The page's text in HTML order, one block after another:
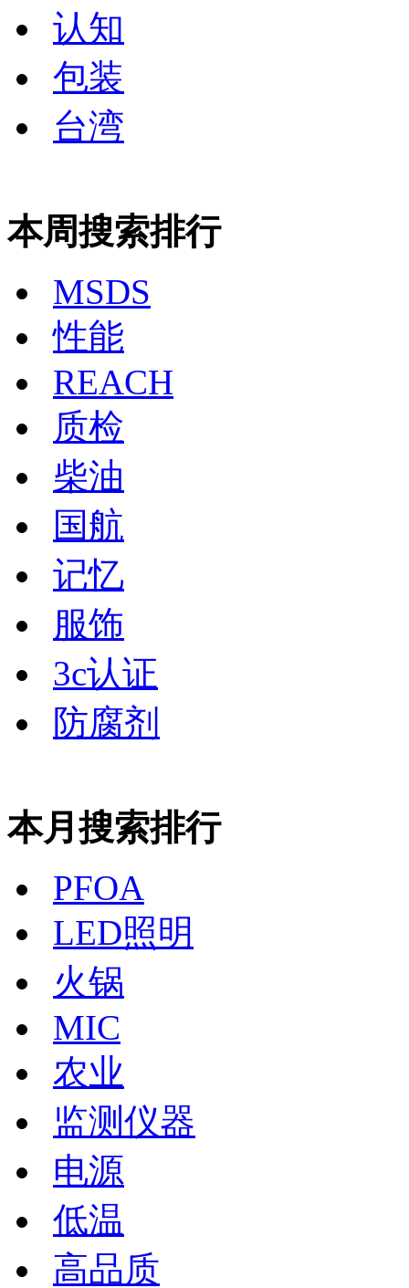
认知
包装
台湾
本周搜索排行
MSDS
性能
REACH
质检
柴油
国航
记忆
服饰
3c认证
防腐剂
本月搜索排行
PFOA
LED照明
火锅
MIC
农业
监测仪器
电源
低温
高品质